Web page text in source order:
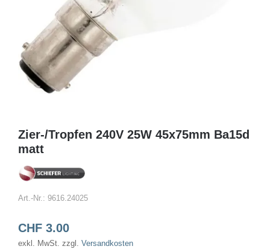
Zier-/Tropfen 240V 25W 45x75mm Ba15d
matt
Art.-Nr.: 9616.24025
CHF3.00
exkl. MwSt. zzgl. Versandkosten